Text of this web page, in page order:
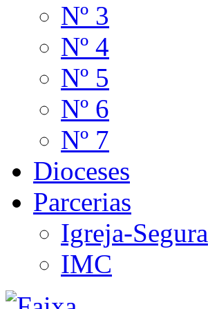
Nº 3
Nº 4
Nº 5
Nº 6
Nº 7
Dioceses
Parcerias
Igreja-Segura
IMC